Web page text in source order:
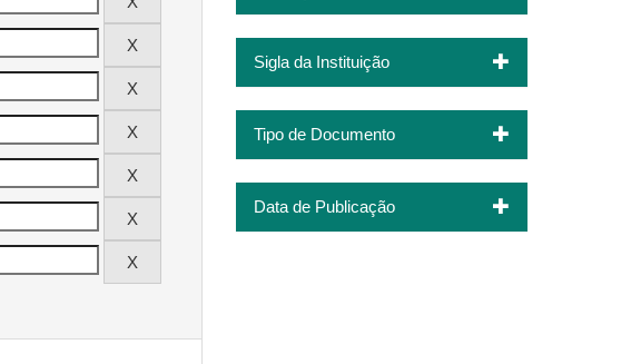
Sigla da Instituição
Tipo de Documento
Data de Publicação